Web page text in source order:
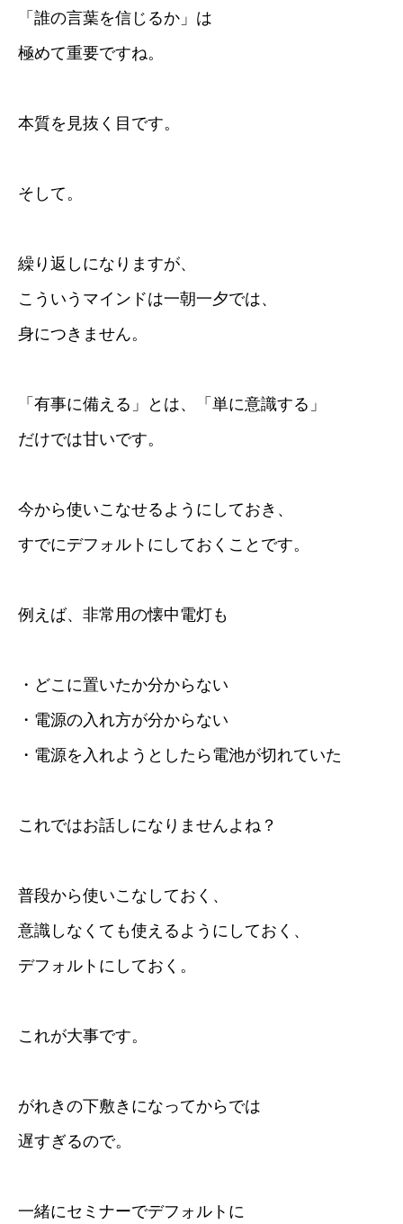
「誰の言葉を信じるか」は
極めて重要ですね。
本質を見抜く目です。
そして。
繰り返しになりますが、
こういうマインドは一朝一夕では、
身につきません。
「有事に備える」とは、「単に意識する」
だけでは甘いです。
今から使いこなせるようにしておき、
すでにデフォルトにしておくことです。
例えば、非常用の懐中電灯も
・どこに置いたか分からない
・電源の入れ方が分からない
・電源を入れようとしたら電池が切れていた
これではお話しになりませんよね？
普段から使いこなしておく、
意識しなくても使えるようにしておく、
デフォルトにしておく。
これが大事です。
がれきの下敷きになってからでは
遅すぎるので。
一緒にセミナーでデフォルトに